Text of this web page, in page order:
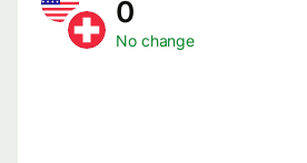
No change